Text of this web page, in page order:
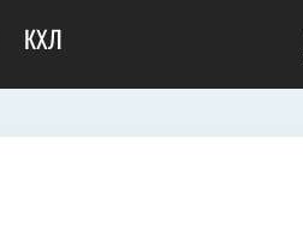
КХЛ